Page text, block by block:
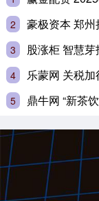
2
豪极资本 郑州拟
3
股涨柜 智慧芽报告
4
乐蒙网 关税加征对国
5
鼎牛网 “新茶饮